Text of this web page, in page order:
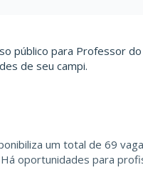
público para Professor
de seu campi.
um total de 69
oportunidades para